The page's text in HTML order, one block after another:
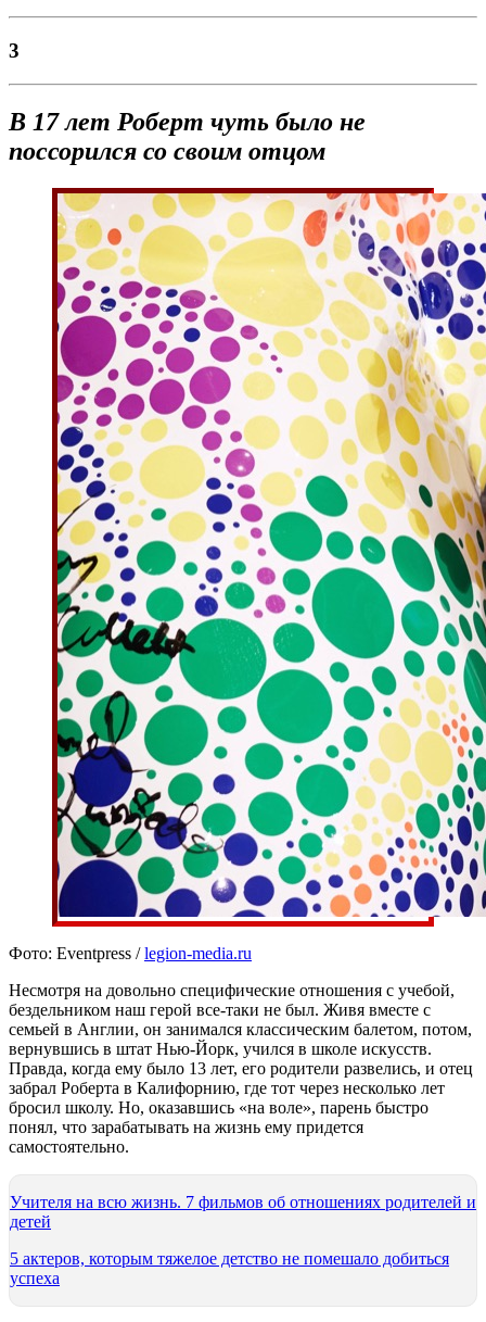
3
В 17 лет Роберт чуть было не
поссорился со своим отцом
Фото: Eventpress /legion-media.ru
Несмотря на довольно специфические отношения с учебой,
бездельником наш герой все-таки не был. Живя вместе с
семьей в Англии, он занимался классическим балетом, потом,
вернувшись в штат Нью-Йорк, учился в школе искусств.
Правда, когда ему было 13 лет, его родители развелись, и отец
забрал Роберта в Калифорнию, где тот через несколько лет
бросил школу. Но, оказавшись «на воле», парень быстро
понял, что зарабатывать на жизнь ему придется
самостоятельно.
Учителя на всю жизнь. 7 фильмов об отношениях родителей и
детей
5 актеров, которым тяжелое детство не помешало добиться
успеха